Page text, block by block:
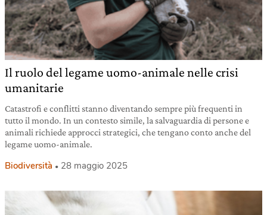
Il ruolo del legame uomo-animale nelle crisi
umanitarie
Catastrofi e conflitti stanno diventando sempre più frequenti in
tutto il mondo. In un contesto simile, la salvaguardia di persone e
animali richiede approcci strategici, che tengano conto anche del
legame uomo-animale.
Biodiversità 28 maggio 2025